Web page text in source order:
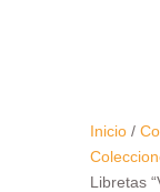
Inicio/
Libretas